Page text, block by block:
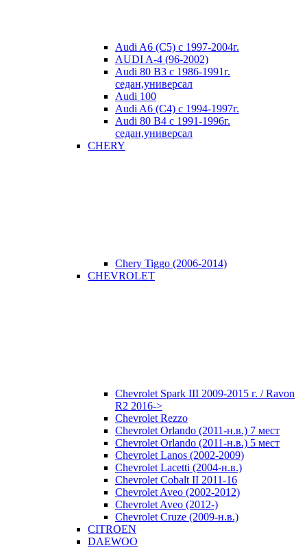
Audi A6 (C5) с 1997-2004г.
AUDI A-4 (96-2002)
Audi 80 В3 с 1986-1991г.
седан,универсал
Audi 100
Audi A6 (C4) с 1994-1997г.
Audi 80 В4 с 1991-1996г.
седан,универсал
CHERY
Chery Tiggo (2006-2014)
CHEVROLET
Chevrolet Spark III 2009-2015 г. / Ravon
R2 2016->
Chevrolet Rezzo
Chevrolet Orlando (2011-н.в.) 7 мест
Chevrolet Orlando (2011-н.в.) 5 мест
Chevrolet Lanos (2002-2009)
Chevrolet Lacetti (2004-н.в.)
Chevrolet Cobalt II 2011-16
Chevrolet Aveo (2002-2012)
Chevrolet Aveo (2012-)
Chevrolet Cruze (2009-н.в.)
CITROEN
DAEWOO